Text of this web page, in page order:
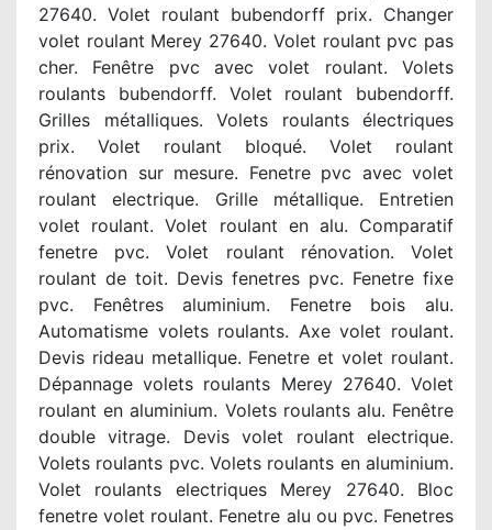
27640. Volet roulant bubendorff prix. Changer
volet roulant Merey 27640. Volet roulant pvc pas
cher. Fenêtre pvc avec volet roulant. Volets
roulants bubendorff. Volet roulant bubendorff.
Grilles métalliques. Volets roulants électriques
prix. Volet roulant bloqué. Volet roulant
rénovation sur mesure. Fenetre pvc avec volet
roulant electrique. Grille métallique. Entretien
volet roulant. Volet roulant en alu. Comparatif
fenetre pvc. Volet roulant rénovation. Volet
roulant de toit. Devis fenetres pvc. Fenetre fixe
pvc. Fenêtres aluminium. Fenetre bois alu.
Automatisme volets roulants. Axe volet roulant.
Devis rideau metallique. Fenetre et volet roulant.
Dépannage volets roulants Merey 27640. Volet
roulant en aluminium. Volets roulants alu. Fenêtre
double vitrage. Devis volet roulant electrique.
Volets roulants pvc. Volets roulants en aluminium.
Volet roulants electriques Merey 27640. Bloc
fenetre volet roulant. Fenetre alu ou pvc. Fenetres